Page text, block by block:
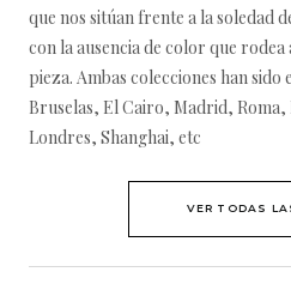
que nos sitúan frente a la soledad
con la ausencia de color que
pieza. Ambas colecciones han
Bruselas, El Cairo, Madrid, Roma,
Londres, Shanghai, etc
VER TODAS